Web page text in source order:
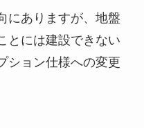
にありますが、地盤
とには建設できない
ション仕様への変更